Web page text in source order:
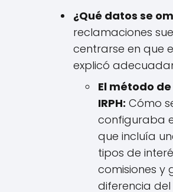
¿Qué datos se
reclamaciones
centrarse en que
explicó
El método
IRPH: Cómo
configuraba
que incluía
tipos de
comisiones y
diferencia del